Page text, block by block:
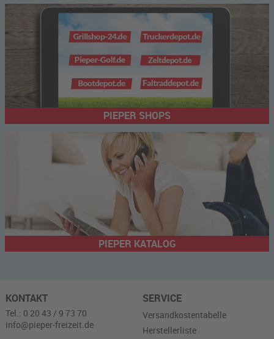
PIEPER SHOPS
PIEPER KATALOG
KONTAKT
Tel.: 0 20 43 / 9 73 70
info@pieper-freizeit.de
SERVICE
Versandkostentabelle
Herstellerliste